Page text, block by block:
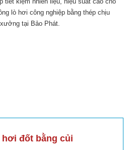
lò hơi công nghiệp bằng thép chịu
tại Bảo Phát.
đốt bằng củi